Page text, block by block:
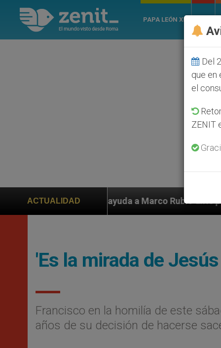
PAPA LEÓN XIV
ACTUALIDAD
ayuda a Marco Rubio ante persecución de
'Es la mirada de
Francisco en la homilí­a de este
años de su decisión de hacerse
Del
que en
el
ZENIT